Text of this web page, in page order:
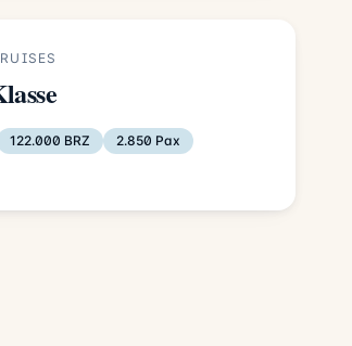
122.000 BRZ
2.850 Pax